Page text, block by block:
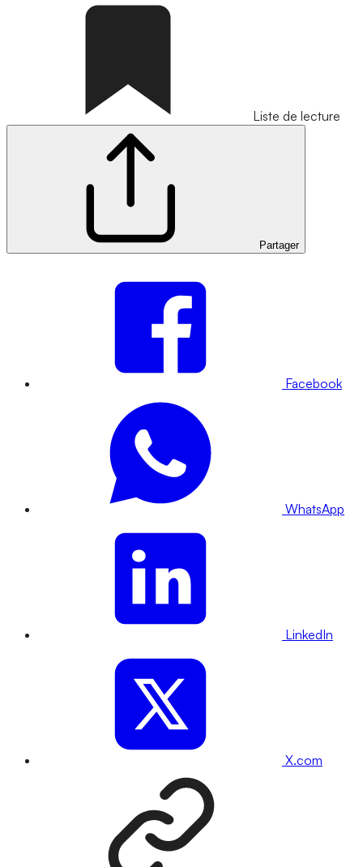
Liste de lecture
Partager
Facebook
WhatsApp
LinkedIn
X.com